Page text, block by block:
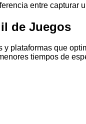
entre capturar
de Juegos
plataformas que
tiempos de